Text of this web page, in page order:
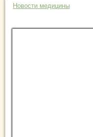
Новости медицины